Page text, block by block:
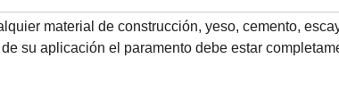
material de construcción, yeso, cemento,
su aplicación el paramento debe estar